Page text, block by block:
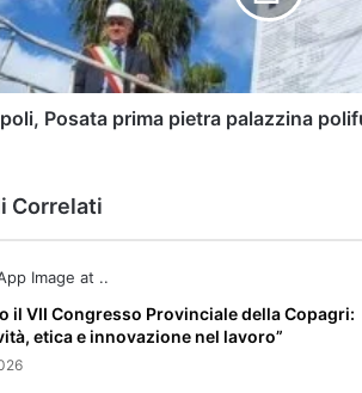
Posata prima pietra palazzina
Correlati
il VII Congresso Provinciale della Copagri:
etica e innovazione nel lavoro”